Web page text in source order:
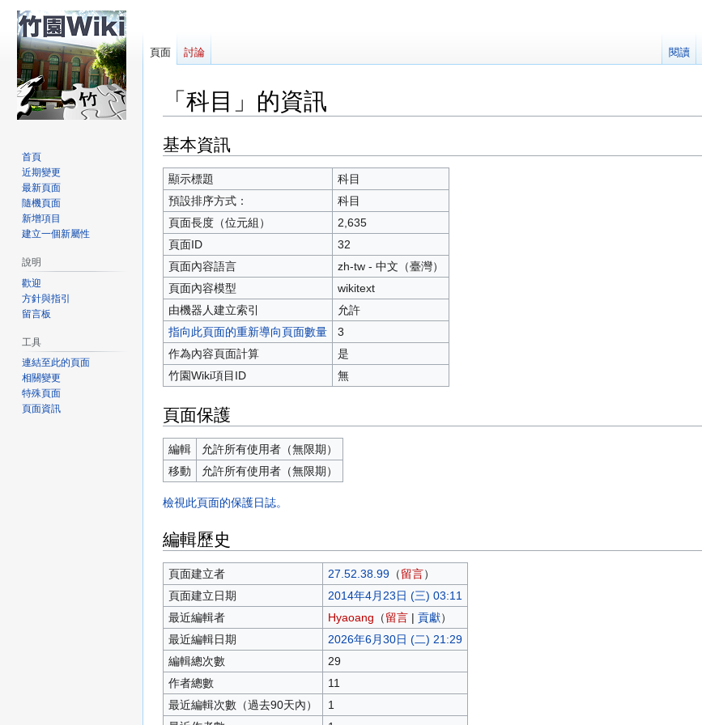
「科目」的資訊
跳
至
導
覽
跳
至
搜
尋
基本資訊
顯示標題
科目
預設排序方式：
科目
頁面長度（位元組）
2,635
頁面ID
32
頁面內容語言
zh-tw - 中文（臺灣）
頁面內容模型
wikitext
由機器人建立索引
允許
指向此頁面的重新導向頁面數量
3
作為內容頁面計算
是
竹園Wiki項目ID
無
頁面保護
編輯
允許所有使用者（無限期）
移動
允許所有使用者（無限期）
檢視此頁面的保護日誌。
編輯歷史
頁面建立者 27.52.38.99（留言）
頁面建立日期
2014年4月23日 (三) 03:11
最近編輯者
Hyaoang （留言| 貢獻）
最近編輯日期
2026年6月30日 (二) 21:29
編輯總次數
29
作者總數
11
最近編輯次數（過去90天內）
1
頁面 討論 閱讀
首頁
近期變更
最新頁面
隨機頁面
新增項目
建立一個新屬性
說明
歡迎
方針與指引
留言板
工具
連結至此的頁面
相關變更
特殊頁面
頁面資訊